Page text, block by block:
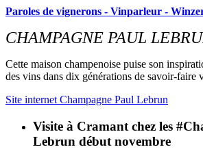
Paroles de vignerons - Vinparleur -
CHAMPAGNE PAUL
Cette maison champenoise puise son
des vins dans dix générations de savoir-faire
Site internet Champagne Paul Lebrun
Visite à Cramant chez les
Lebrun début novembre